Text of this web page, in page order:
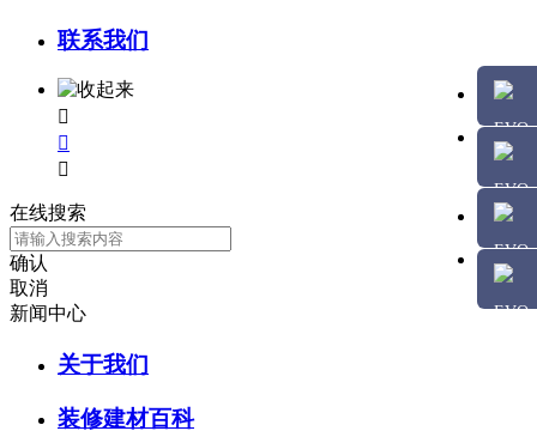
联系我们



在线搜索
确认
取消
新闻中心
关于我们
装修建材百科